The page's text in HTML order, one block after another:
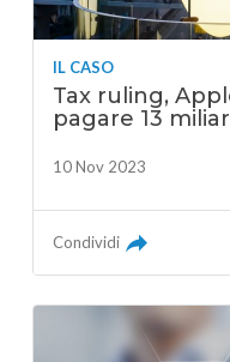
IL CASO
Tax ruling,
pagare 13
10 Nov 2023
Condividi